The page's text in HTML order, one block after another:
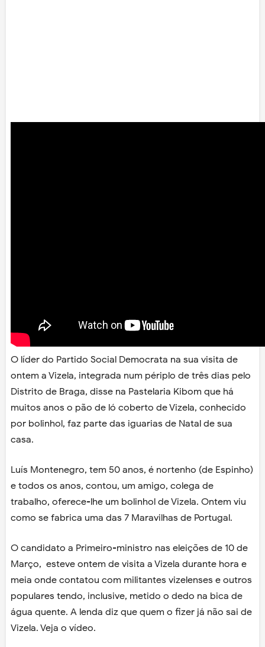
O líder do Partido Social Democrata na sua visita de
ontem a Vizela, integrada num périplo de três dias pelo
Distrito de Braga, disse na Pastelaria Kibom que há
muitos anos o pão de ló coberto de Vizela, conhecido
por bolinhol, faz parte das iguarias de Natal de sua
casa.
Luís Montenegro, tem 50 anos, é nortenho (de Espinho)
e todos os anos, contou, um amigo, colega de
trabalho, oferece-lhe um bolinhol de Vizela. Ontem viu
como se fabrica uma das 7 Maravilhas de Portugal.
O candidato a Primeiro-ministro nas eleições de 10 de
Março, esteve ontem de visita a Vizela durante hora e
meia onde contatou com militantes vizelenses e outros
populares tendo, inclusive, metido o dedo na bica de
água quente. A lenda diz que quem o fizer já não sai de
Vizela. Veja o vídeo.